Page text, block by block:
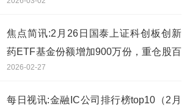
至85%
焦点简讯:2月26日国泰上证科创板创新
药ETF基金份额增加900万份，重仓股百
济神州、艾力斯、百利天恒
2026-02-27
每日视讯:金融IC公司排行榜top10（2月